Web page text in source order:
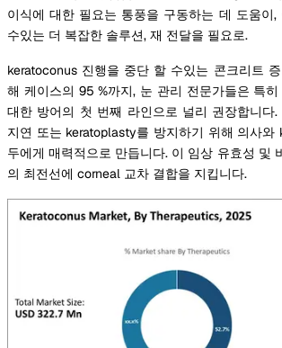
이식에 대한 필요는 통풍을 구동하는 데 도움이
수있는 더 복잡한 솔루션, 재 전달을 필요로.
keratoconus 진행을 중단 할 수있는 콘크리트
해 케이스의 95 %까지, 눈 관리 전문가들은 특
대한 방어의 첫 번째 라인으로 널리 권장합니다
지연 또는 keratoplasty를 방지하기 위해 의사와
두에게 매력적으로 만듭니다. 이 임상 유효성 및
의 최전선에 corneal 교차 결합을 지킵니다.